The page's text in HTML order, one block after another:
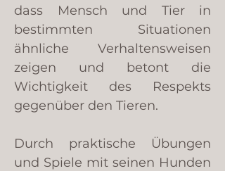
dass Mensch und Tier in
bestimmten Situationen
ähnliche Verhaltensweisen
zeigen und betont die
Wichtigkeit des Respekts
gegenüber den Tieren.
Durch praktische Übungen
und Spiele mit seinen Hunden